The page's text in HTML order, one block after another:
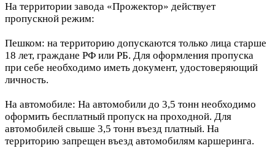
На территории завода «Прожектор» действует
пропускной режим:
Пешком: на территорию допускаются только лица старше
18 лет, граждане РФ или РБ. Для оформления пропуска
при себе необходимо иметь документ, удостоверяющий
личность.
На автомобиле: На автомобили до 3,5 тонн необходимо
оформить бесплатный пропуск на проходной. Для
автомобилей свыше 3,5 тонн въезд платный. На
территорию запрещен въезд автомобилям каршеринга.